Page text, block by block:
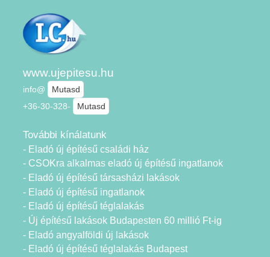
www.ujepitesu.hu
info@
Mutasd
+36-30-328-
Mutasd
További kínálatunk
- Eladó új építésű családi ház
- CSOKra alkalmas eladó új építésű ingatlanok
- Eladó új építésű társasházi lakások
- Eladó új építésű ingatlanok
- Eladó új építésű téglalakás
- Új építésű lakások Budapesten 60 millió Ft-ig
- Eladó angyalföldi új lakások
- Eladó új építésű téglalakás Budapest